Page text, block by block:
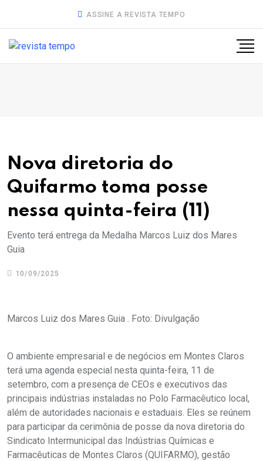
ASSINE A REVISTA TEMPO
Nova diretoria do
Quifarmo toma posse
nessa quinta-feira (11)
Evento terá entrega da Medalha Marcos Luiz dos Mares
Guia
10/09/2025
Marcos Luiz dos Mares Guia . Foto: Divulgação
O ambiente empresarial e de negócios em Montes Claros
terá uma agenda especial nesta quinta-feira, 11 de
setembro, com a presença de CEOs e executivos das
principais indústrias instaladas no Polo Farmacêutico local,
além de autoridades nacionais e estaduais. Eles se reúnem
para participar da cerimônia de posse da nova diretoria do
Sindicato Intermunicipal das Indústrias Químicas e
Farmacêuticas de Montes Claros (QUIFARMO), gestão